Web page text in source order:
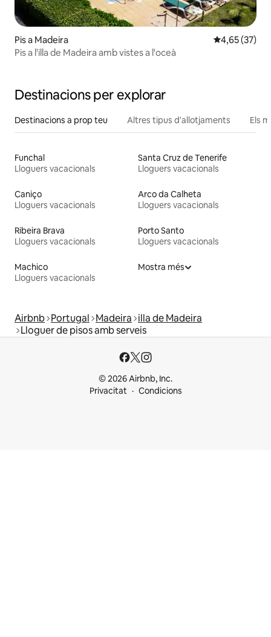
Pis a Madeira 4,65 de
4,65 (37)
Pis a l'illa de Madeira amb vistes a l'oceà
Destinacions per explorar
Destinacions a prop teu Altres tipus d'allotjaments Els
Funchal
Lloguers vacacionals
Santa Cruz de Tenerife
Lloguers vacacionals
Caniço
Lloguers vacacionals
Arco da Calheta
Lloguers vacacionals
Ribeira Brava
Lloguers vacacionals
Porto Santo
Lloguers vacacionals
Machico
Lloguers vacacionals
Mostra més
Airbnb Portugal Madeira illa de Madeira
Lloguer de pisos amb serveis
© 2026 Airbnb, Inc.
Privacitat
Condicions